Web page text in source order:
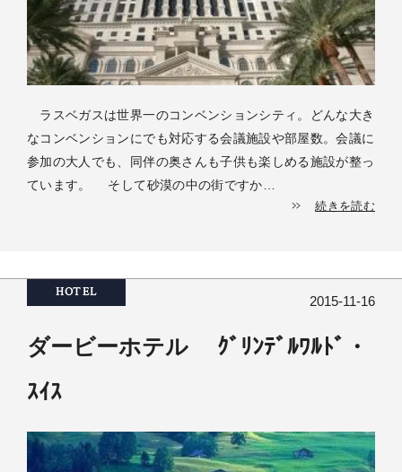
ラスベガスは世界一のコンベンションシティ。どんな大き
なコンベンションにでも対応する会議施設や部屋数。会議に
参加の大人でも、同伴の奥さんも子供も楽しめる施設が整っ
ています。 そして砂漠の中の街ですか…
続きを読む
HOTEL
2015-11-16
ダービーホテル ｸﾞﾘﾝﾃﾞﾙﾜﾙﾄﾞ・
ｽｲｽ